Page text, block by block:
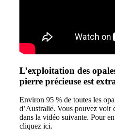
L’exploitation des
pierre précieuse est
Environ 95 % de toutes les
d’Australie. Vous pouvez voir
dans la vidéo suivante. Pour
cliquez ici.